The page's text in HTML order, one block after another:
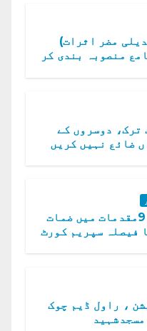
مضر اثرات)
منصوبہ بندی کر
ترک، دوسروں کے
ضائع نہیں کریں
عمران خان کی 9مقدمات میں ضمات
فیصلہ سپریم کورٹ
، راول ڈیم چوک